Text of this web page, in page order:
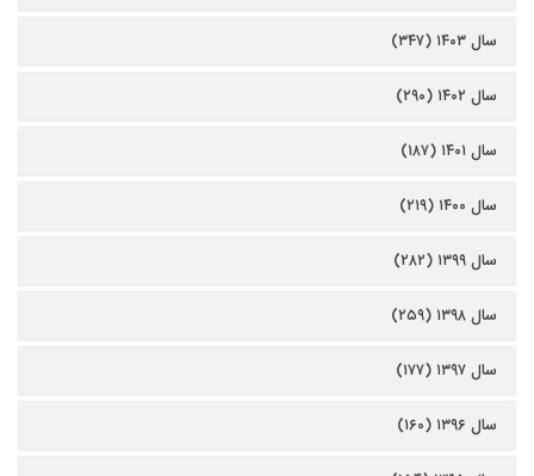
سال ۱۴۰۳ (۳۴۷)
سال ۱۴۰۲ (۲۹۰)
سال ۱۴۰۱ (۱۸۷)
سال ۱۴۰۰ (۲۱۹)
سال ۱۳۹۹ (۲۸۲)
سال ۱۳۹۸ (۲۵۹)
سال ۱۳۹۷ (۱۷۷)
سال ۱۳۹۶ (۱۶۰)